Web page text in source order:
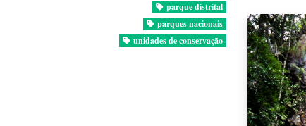
parque distrital
parques nacionais
unidades de conservação